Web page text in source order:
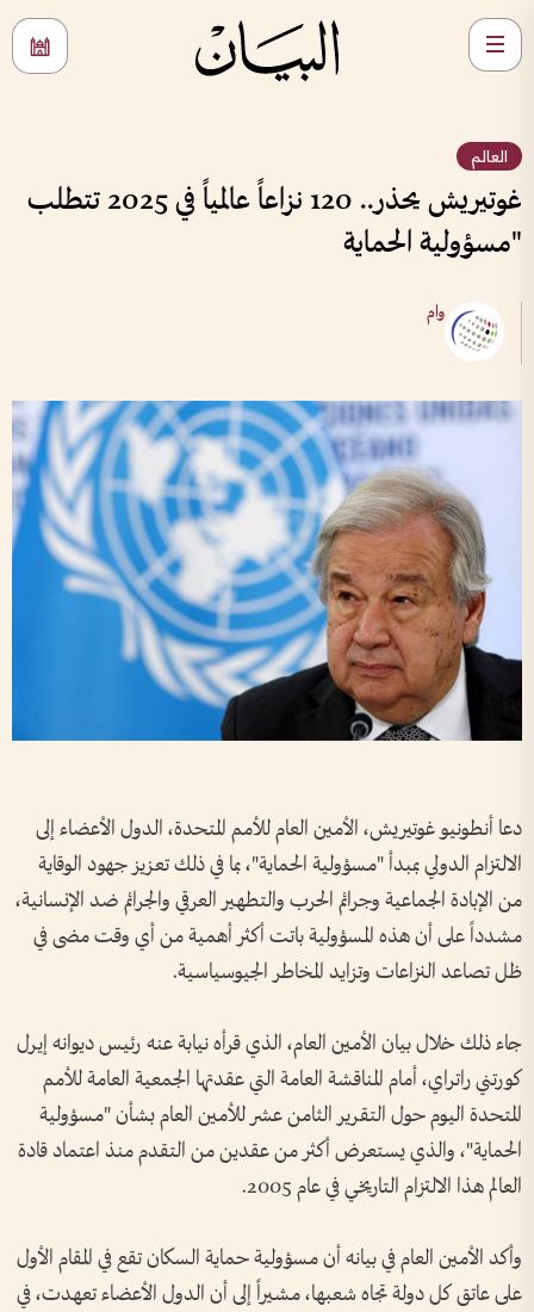
العالم
غوتيريش يحذر.. 120 نزاعاً عالمياً في 2025 تتطلب
"مسؤولية الحماية
وام
دعا أنطونيو غوتيريش، الأمين العام للأمم المتحدة، الدول الأعضاء إلى
الالتزام الدولي بمبدأ "مسؤولية الحماية"، بما في ذلك تعزيز جهود الوقاية
من الإبادة الجماعية وجرائم الحرب والتطهير العرقي والجرائم ضد الإنسانية،
مشدداً على أن هذه المسؤولية باتت أكثر أهمية من أي وقت مضى في
ظل تصاعد النزاعات وتزايد المخاطر الجيوسياسية.
جاء ذلك خلال بيان الأمين العام، الذي قرأه نيابة عنه رئيس ديوانه إيرل
كورتني راتراي، أمام المناقشة العامة التي عقدتها الجمعية العامة للأمم
المتحدة اليوم حول التقرير الثامن عشر للأمين العام بشأن "مسؤولية
الحماية"، والذي يستعرض أكثر من عقدين من التقدم منذ اعتماد قادة
العالم هذا الالتزام التاريخي في عام 2005.
وأكد الأمين العام في بيانه أن مسؤولية حماية السكان تقع في المقام الأول
على عاتق كل دولة تجاه شعبها، مشيراً إلى أن الدول الأعضاء تعهدت، في